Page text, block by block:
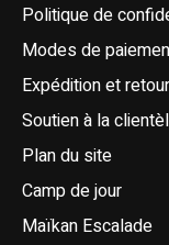
Politique de
Modes de
Expédition et
Soutien à la
Plan du site
Camp de jour
Maïkan Escalade